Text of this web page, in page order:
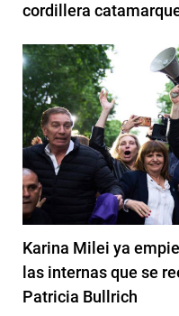
cordillera
Karina Milei ya
las internas que se
Patricia Bullrich